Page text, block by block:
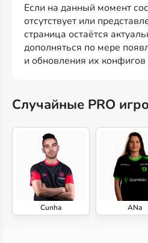
Если на данный момент
отсутствует или
страница остаётся
дополняться по мере
и обновления их конфигов
Случайные PRO
Cunha ANa